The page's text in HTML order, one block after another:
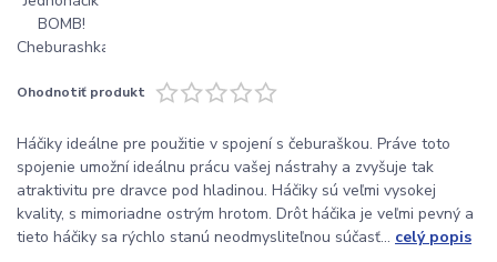
Ohodnotiť produkt
Háčiky ideálne pre použitie v spojení s čeburaškou. Práve toto
spojenie umožní ideálnu prácu vašej nástrahy a zvyšuje tak
atraktivitu pre dravce pod hladinou. Háčiky sú veľmi vysokej
kvality, s mimoriadne ostrým hrotom. Drôt háčika je veľmi pevný a
tieto háčiky sa rýchlo stanú neodmysliteľnou súčasť... celý popis